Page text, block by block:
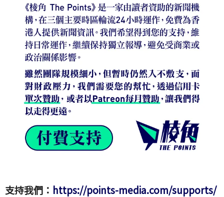
支持我們： https://points-media.com/supports/